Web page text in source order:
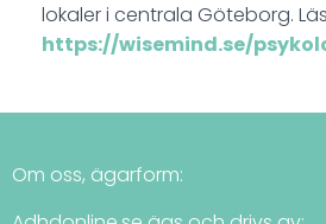
lokaler i centrala Göteborg.
https://wisemind.se/
Om oss, ägarform: